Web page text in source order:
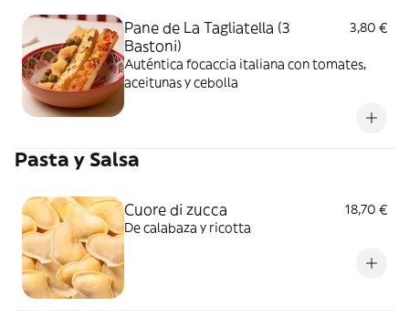
Pane de La Tagliatella (3
Bastoni)
3,80 €
Auténtica focaccia italiana con tomates,
aceitunas y cebolla
Pasta y Salsa
Cuore di zucca
18,70 €
De calabaza y ricotta